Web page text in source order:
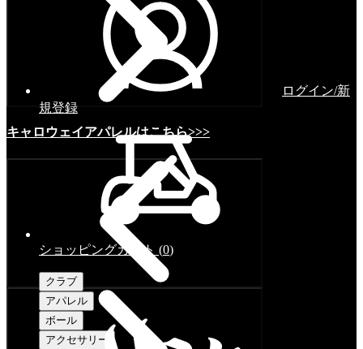
キャロウェイアパレルはこちら>>>
ログイン/新
規登録
ショッピングカート (0)
クラブ
アパレル
ボール
アクセサリー